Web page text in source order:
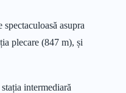
asupra
plecare (847 m), și
intermediară